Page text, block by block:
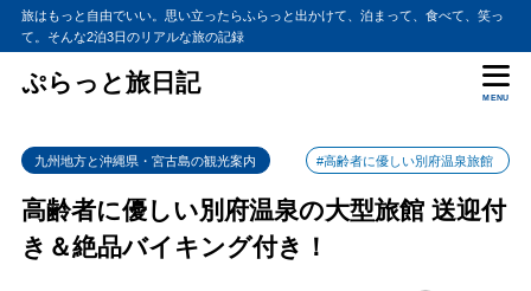
旅はもっと自由でいい。思い立ったらふらっと出かけて、泊まって、食べて、笑っ
て。そんな2泊3日のリアルな旅の記録
ぷらっと旅日記
MENU
九州地方と沖縄県・宮古島の観光案内 #高齢者に優しい別府温泉旅館
高齢者に優しい別府温泉の大型旅館 送迎付
き＆絶品バイキング付き！